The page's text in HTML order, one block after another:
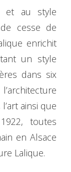
et au style
cesse de
enrichit
un style
dans six
ainsi que
toutes
en Alsace
Lalique.